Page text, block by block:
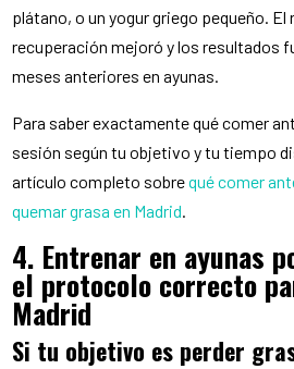
plátano, o un yogur griego pequeño.
recuperación mejoró y los resultados
meses anteriores en ayunas.
Para saber exactamente qué comer
sesión según tu objetivo y tu tiempo
artículo completo sobrequé comer
quemar grasa en Madrid.
4. Entrenar en ayunas
el protocolo correcto
Madrid
Si tu objetivo es perder